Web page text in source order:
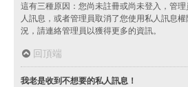
這有三種原因：您尚未註冊或尚未登入，管
人訊息，或者管理員取消了您使用私人訊息
況，請連絡管理員以獲得更多的資訊。
回頂端
我老是收到不想要的私人訊息！